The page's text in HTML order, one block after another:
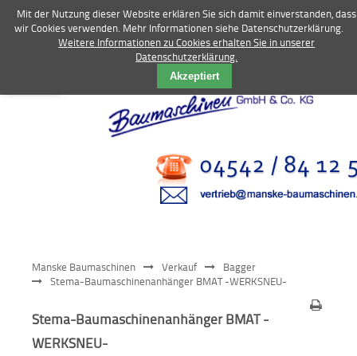
Bagger
Kommunaltechnik
Anbaugeräte
Sonstiges
Manske Baumaschinen Verkauf
Bagger
Stema-Baumaschinenanhänger BMAT -WERKSNEU-
Stema-Baumaschinenanhänger BMAT -
WERKSNEU-
Mit der Nutzung dieser Website erklären Sie sich damit einverstanden, dass
wir Cookies verwenden. Mehr Informationen siehe Datenschutzerklärung.
Weitere Informationen zu Cookies erhalten Sie in unserer
Datenschutzerklärung.
Akzeptiert